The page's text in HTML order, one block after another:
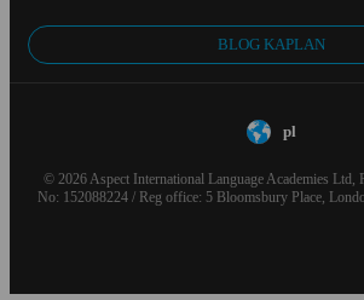
BLOG KAPLAN
pl
© 2026 Aspect International Language Academies Ltd,
No: 152088224 / Reg office: 5 Bloomsbury Place,